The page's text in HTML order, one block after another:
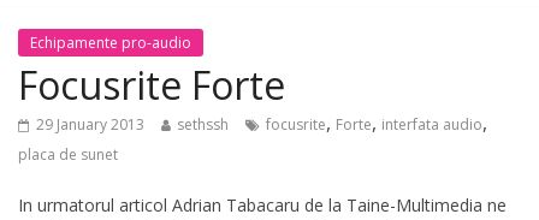
Echipamente pro-audio
Focusrite Forte
29 January 2013 sethssh focusrite, Forte, interfata audio,
placa de sunet
In urmatorul articol Adrian Tabacaru de la Taine-Multimedia ne